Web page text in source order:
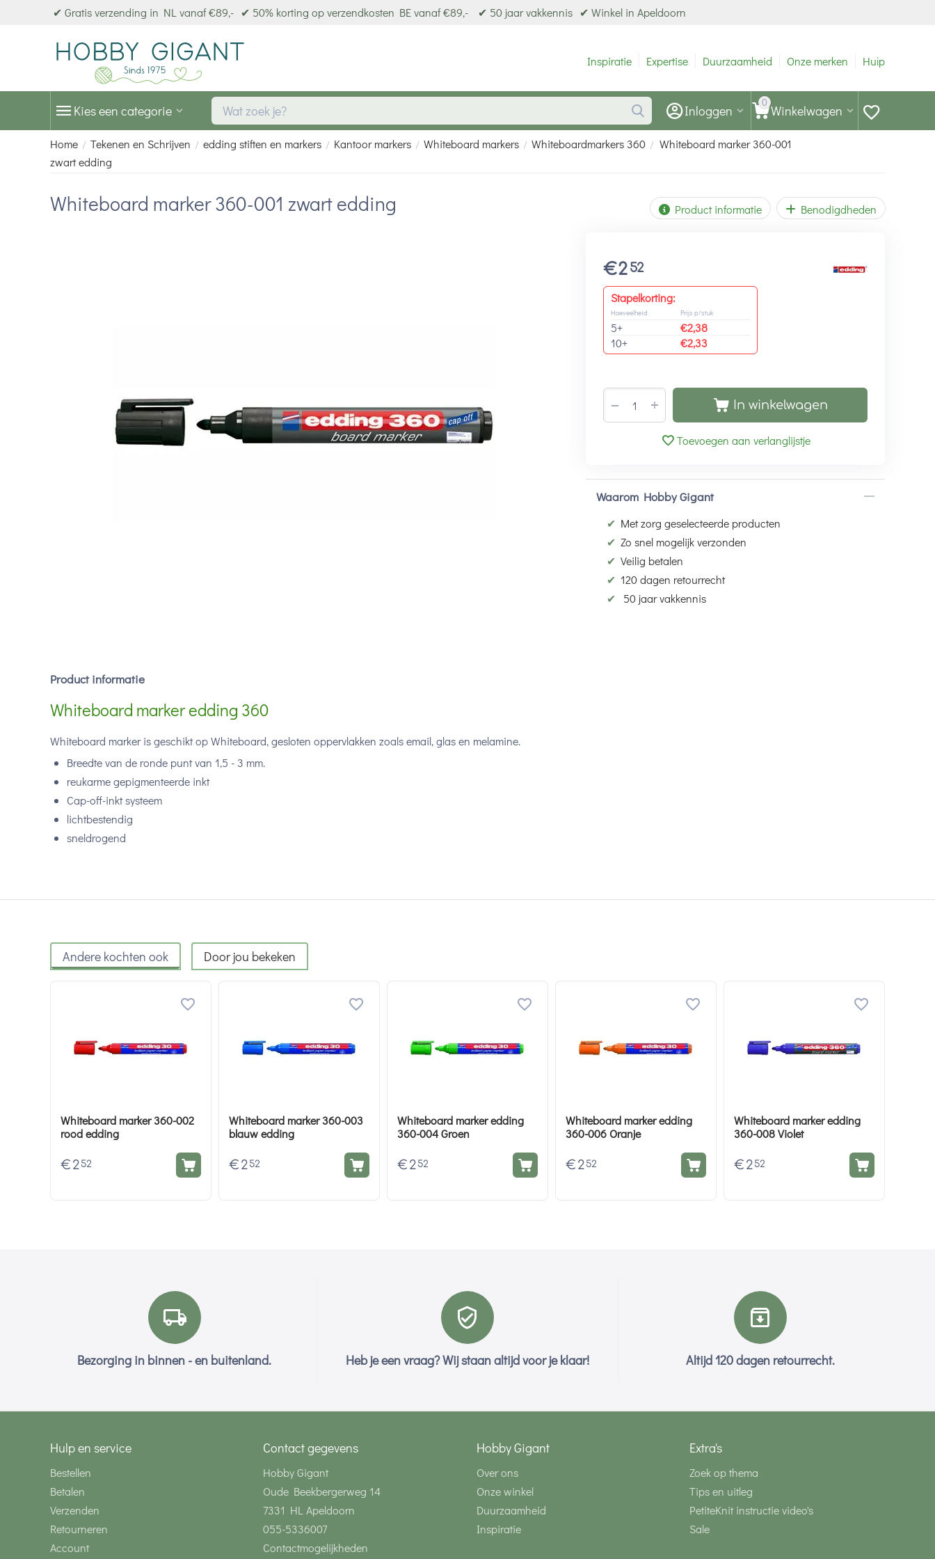
✔ Gratis verzending in NL vanaf €89,- ✔ 50% korting op verzendkosten BE vanaf €89,- ✔ 50 jaar vakkennis ✔ Winkel in Apeldoorn
Inspiratie Expertise Duurzaamheid Onze merken Hulp
Kies een categorie 0 Winkelwagen
Inloggen
Home / Tekenen en Schrijven / edding stiften en markers / Kantoor markers / Whiteboard markers / Whiteboardmarkers 360 / Whiteboard marker 360-001
zwart edding
Whiteboard marker 360-001 zwart edding Product informatie Benodigdheden
€2 52
Stapelkorting:
Hoeveelheid
5+
10+
Prijs p/stuk
€2,38
€2,33
+
− In winkelwagen
Toevoegen aan verlanglijstje
Waarom Hobby Gigant
✔ Met zorg geselecteerde producten
✔ Zo snel mogelijk verzonden
✔ Veilig betalen
✔ 120 dagen retourrecht
✔
50 jaar vakkennis
Product informatie
Whiteboard marker edding 360
Whiteboard marker is geschikt op Whiteboard, gesloten oppervlakken zoals email, glas en melamine.
Breedte van de ronde punt van 1,5 - 3 mm.
reukarme gepigmenteerde inkt
Cap-off-inkt systeem
lichtbestendig
sneldrogend
Andere kochten ook Door jou bekeken
Whiteboard marker 360-002
rood edding
€ 2 52
Whiteboard marker 360-003
blauw edding
€ 2 52
Whiteboard marker edding
360-004 Groen
€ 2 52
Whiteboard marker edding
360-006 Oranje
€ 2 52
Whiteboard marker edding
360-008 Violet
€ 2 52
Bezorging in binnen - en buitenland. Heb je een vraag? Wij staan altijd voor je klaar! Altijd 120 dagen retourrecht.
Hulp en service
Bestellen
Betalen
Verzenden
Retourneren
Account
Contact gegevens
Hobby Gigant
Oude Beekbergerweg 14
7331 HL Apeldoorn
055-5336007
Contactmogelijkheden
Hobby Gigant
Over ons
Onze winkel
Duurzaamheid
Inspiratie
Extra's
Zoek op thema
Tips en uitleg
PetiteKnit instructie video's
Sale